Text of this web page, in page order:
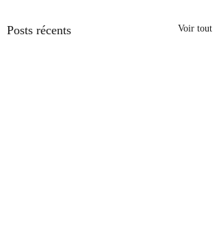
Posts récents Voir tout